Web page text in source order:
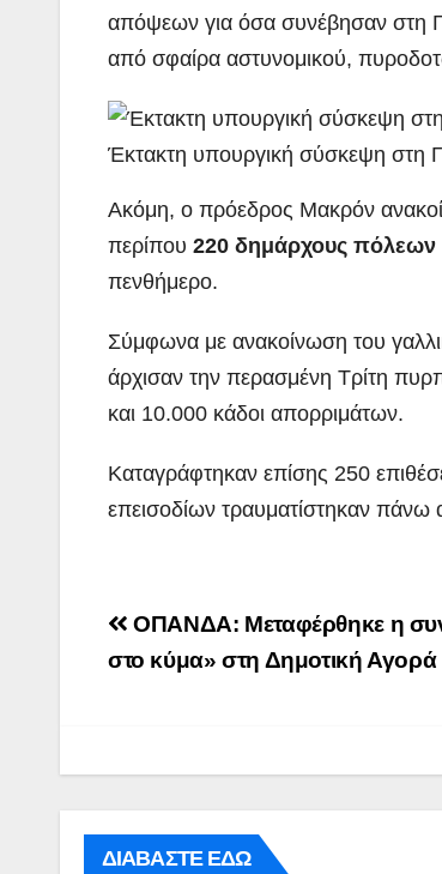
απόψεων για όσα συνέβησαν στη
από σφαίρα αστυνομικού,
Έκτακτη υπουργική σύσκεψη στη
Ακόμη, ο πρόεδρος Μακρόν
περίπου 220 δημάρχους πόλεων
πενθήμερο.
Σύμφωνα με ανακοίνωση του
άρχισαν την περασμένη Τρίτη
και 10.000 κάδοι απορριμάτων.
Καταγράφτηκαν επίσης 250
επεισοδίων τραυματίστηκαν πάνω
Post
navigation
OΠΑΝΔΑ: Μεταφέρθηκε η
στο κύμα» στη Δημοτική
ΔΙΑΒΑΣΤΕ ΕΔΩ